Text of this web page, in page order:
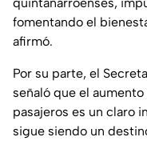
fomentando el
afirmó.
Por su parte, el
señaló que el
pasajeros es un claro
sigue siendo un